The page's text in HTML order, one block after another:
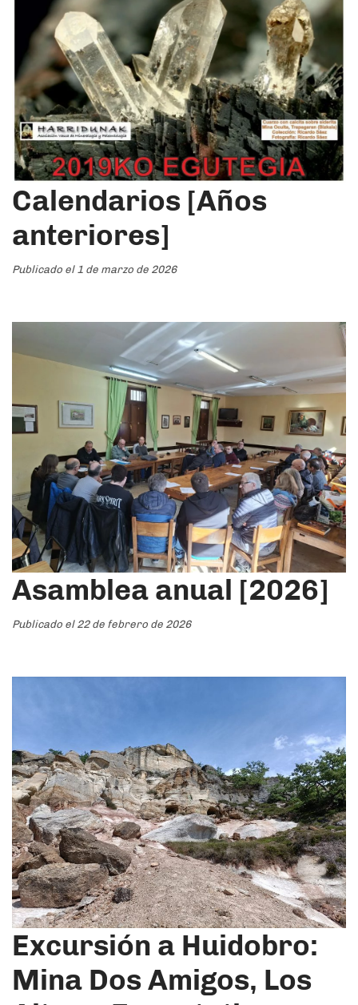
Calendarios [Años
anteriores]
Publicado el 1 de marzo de 2026
Asamblea anual [2026]
Publicado el 22 de febrero de 2026
Excursión a Huidobro:
Mina Dos Amigos, Los